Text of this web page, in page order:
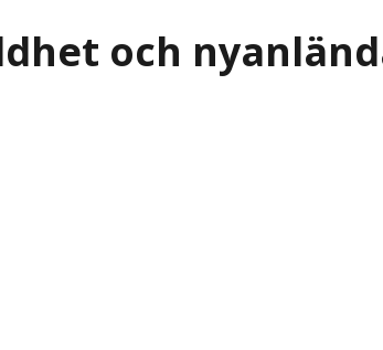
och